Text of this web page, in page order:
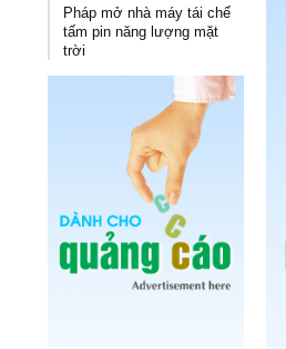
Pháp mở nhà máy tái chế
tấm pin năng lượng mặt
trời